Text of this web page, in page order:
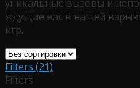
уникальные вызовы и
ждущие вас в нашей
игр.
Filters (21)
Filters